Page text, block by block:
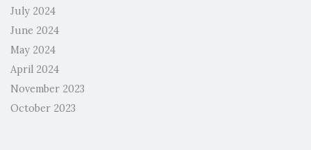
July 2024
June 2024
May 2024
April 2024
November 2023
October 2023